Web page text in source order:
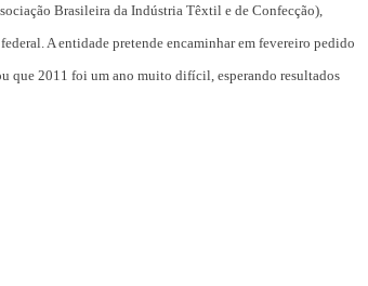
Brasileira da Indústria Têxtil e de Confecção),
A entidade pretende encaminhar em fevereiro pedido
que 2011 foi um ano muito difícil, esperando resultados
Estilo
Radiant Earth será a cor do
de 2028 da WGSN